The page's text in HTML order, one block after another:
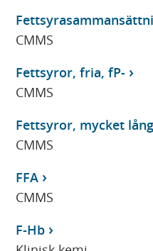
CMMS
Fettsyror, fria, fP-
CMMS
Fettsyror, mycket
CMMS
FFA
CMMS
F-Hb